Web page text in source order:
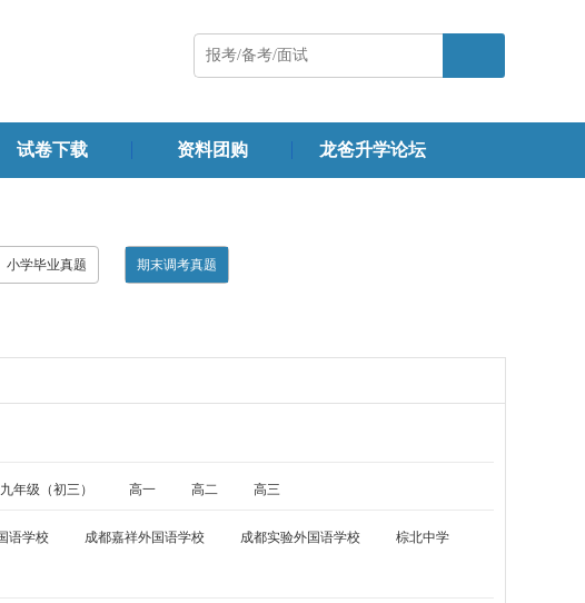
试卷下载 资料团购 龙爸升学论坛
小学毕业真题 期末调考真题
九年级（初三） 高一 高二 高三
语学校 成都嘉祥外国语学校 成都实验外国语学校 棕北中学